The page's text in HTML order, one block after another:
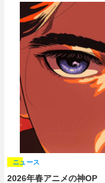
2026年春アニメの神OP
ニュース